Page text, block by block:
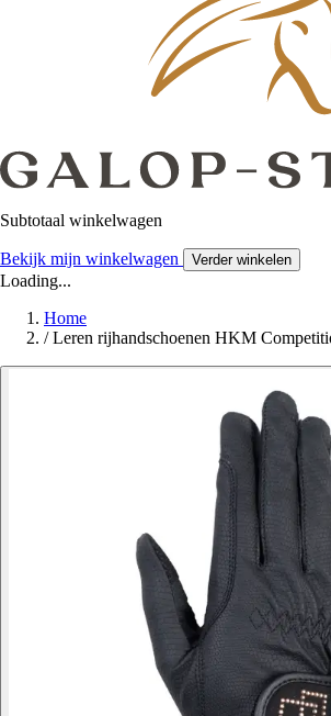
Subtotaal winkelwagen
Bekijk mijn winkelwagen Verder winkelen
Loading...
Home
/ Leren rijhandschoenen HKM